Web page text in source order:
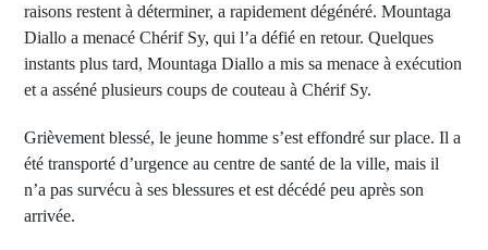
raisons restent à déterminer, a rapidement dégénéré. Mountaga
Diallo a menacé Chérif Sy, qui l’a défié en retour. Quelques
instants plus tard, Mountaga Diallo a mis sa menace à exécution
et a asséné plusieurs coups de couteau à Chérif Sy.
Grièvement blessé, le jeune homme s’est effondré sur place. Il a
été transporté d’urgence au centre de santé de la ville, mais il
n’a pas survécu à ses blessures et est décédé peu après son
arrivée.